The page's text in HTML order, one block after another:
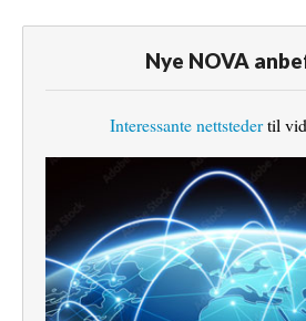
Nye NOVA
Interessante nettstedertil